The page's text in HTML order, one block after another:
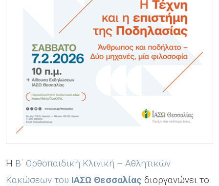
Η Β΄ Ορθοπαιδική Κλινική – Αθλητικών
Κακώσεων του ΙΑΣΩ Θεσσαλίας διοργανώνει το